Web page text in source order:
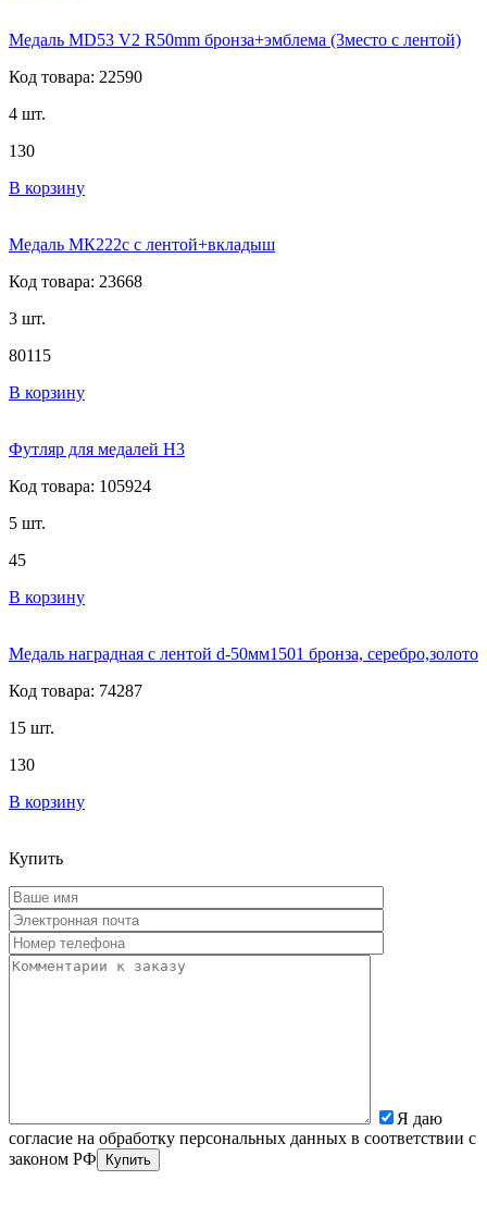
Медаль MD53 V2 R50mm бронза+эмблема (3место с лентой)
Код товара: 22590
4 шт.
130
В корзину
Медаль МК222c с лентой+вкладыш
Код товара: 23668
3 шт.
80115
В корзину
Футляр для медалей Н3
Код товара: 105924
5 шт.
45
В корзину
Медаль наградная с лентой d-50мм1501 бронза, серебро,золото
Код товара: 74287
15 шт.
130
В корзину
Купить
Я даю
согласие на обработку персональных данных в соответствии с
законом РФ